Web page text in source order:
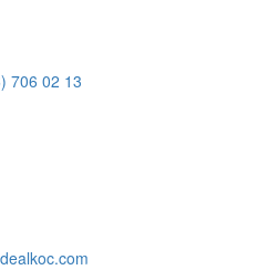
706 02 13